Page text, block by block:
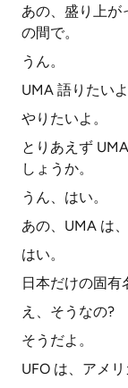
あの、盛り上が
の間で。
うん。
UMA 語りたい
やりたいよ。
とりあえず
しょうか。
うん、はい。
あの、UMA は、
はい。
日本だけの固有
え、そうなの?
そうだよ。
UFO は、アメリ